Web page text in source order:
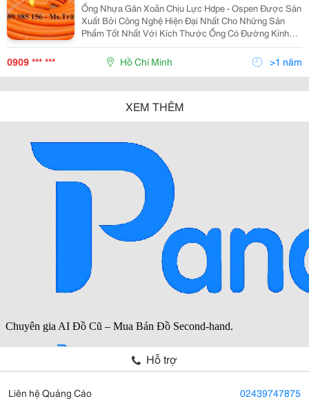
Ống Nhựa Gân Xoắn Chịu Lực Hdpe - Ospen Được Sản
Xuất Bởi Công Nghệ Hiện Đại Nhất Cho Những Sản
Phẩm Tốt Nhất Với Kích Thước Ống Có Đường Kính
Từ 25Mm Đến 250Mm . Ưu Điểm: Độ Dài Liên Tục, Dễ
Dàng Uốn Cong, Khả Năng Chịu Lực Lớn, Kinh Tế, Tiết
0909 *** *** Hồ Chí Minh >1 năm
XEM THÊM
Hỗ trợ
Liên hệ Quảng Cáo 02439747875